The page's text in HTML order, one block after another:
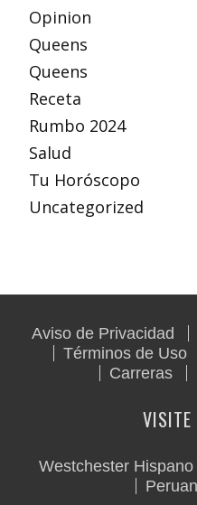
Opinion
Queens
Queens
Receta
Rumbo 2024
Salud
Tu Horóscopo
Uncategorized
Aviso de Privacidad
Términos de Uso
Carreras
VISITE
Westchester Hispano